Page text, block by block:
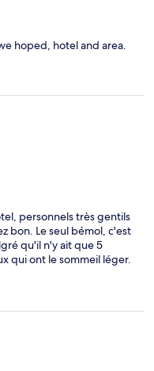
hoped, hotel and area.
personnels très gentils
bon. Le seul bémol, c'est
qu'il n'y ait que 5
qui ont le sommeil léger.